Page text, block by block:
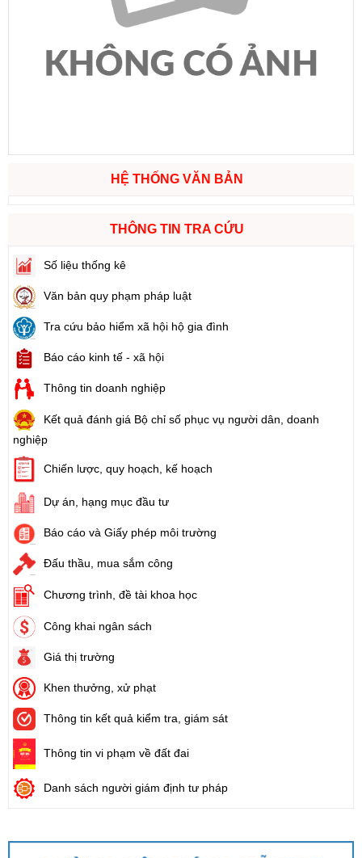
HỆ THỐNG VĂN BẢN
THÔNG TIN TRA CỨU
Số liệu thống kê
Văn bản quy phạm pháp luật
Tra cứu bảo hiểm xã hội hộ gia đình
Báo cáo kinh tế - xã hội
Thông tin doanh nghiệp
Kết quả đánh giá Bộ chỉ số phục vụ người dân, doanh
nghiệp
Chiến lược, quy hoạch, kế hoạch
Dự án, hạng mục đầu tư
Báo cáo và Giấy phép môi trường
Đấu thầu, mua sắm công
Chương trình, đề tài khoa học
Công khai ngân sách
Giá thị trường
Khen thưởng, xử phạt
Thông tin kết quả kiểm tra, giám sát
Thông tin vi phạm về đất đai
Danh sách người giám định tư pháp